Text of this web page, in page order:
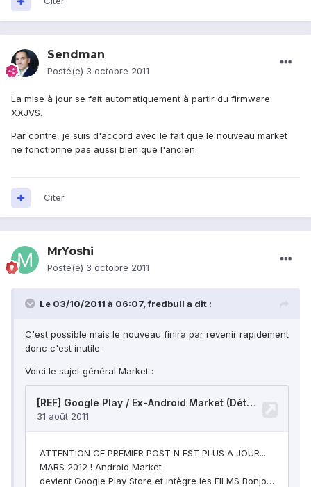
Sendman
Posté(e) 3 octobre 2011
La mise à jour se fait automatiquement à partir du firmware
XXJVS.
Par contre, je suis d'accord avec le fait que le nouveau market
ne fonctionne pas aussi bien que l'ancien.
Citer
MrYoshi
Posté(e) 3 octobre 2011
Le 03/10/2011 à 06:07, fredbull a dit :
C'est possible mais le nouveau finira par revenir rapidement
donc c'est inutile.
Voici le sujet général Market :